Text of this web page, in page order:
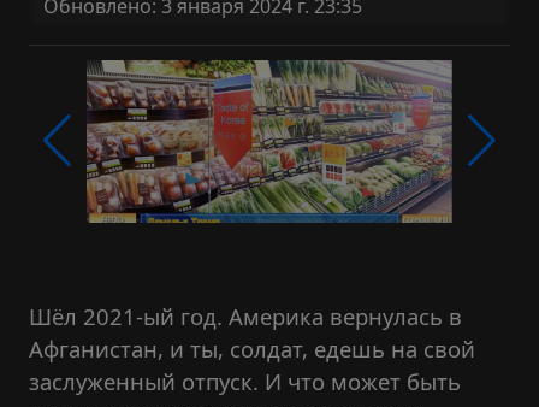
Обновлено: 3 января 2024 г. 23:35
Шёл 2021-ый год. Америка вернулась в
Афганистан, и ты, солдат, едешь на свой
заслуженный отпуск. И что может быть